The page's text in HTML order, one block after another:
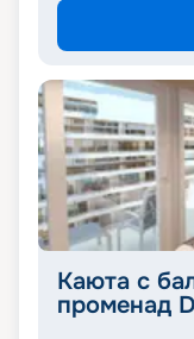
Каюта с
променад